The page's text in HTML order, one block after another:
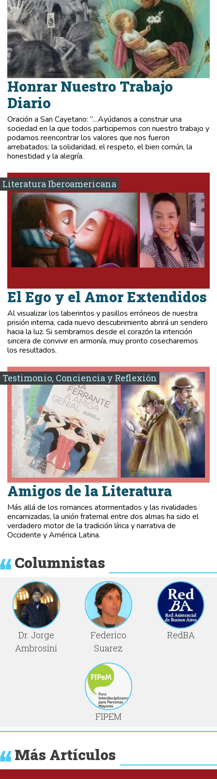
Honrar Nuestro Trabajo
Diario
Oración a San Cayetano: “…Ayúdanos a construir una
sociedad en la que todos participemos con nuestro trabajo y
podamos reencontrar los valores que nos fueron
arrebatados: la solidaridad, el respeto, el bien común, la
honestidad y la alegría.
Literatura Iberoamericana
El Ego y el Amor Extendidos
Al visualizar los laberintos y pasillos erróneos de nuestra
prisión interna, cada nuevo descubrimiento abrirá un sendero
hacia la luz. Si sembramos desde el corazón la intención
sincera de convivir en armonía, muy pronto cosecharemos
los resultados.
Testimonio, Conciencia y Reflexión
Amigos de la Literatura
Más allá de los romances atormentados y las rivalidades
encarnizadas, la unión fraternal entre dos almas ha sido el
verdadero motor de la tradición lírica y narrativa de
Occidente y América Latina.
Columnistas
Dr. Jorge
Ambrosini
Federico
Suarez
RedBA
FIPEM
Más Artículos